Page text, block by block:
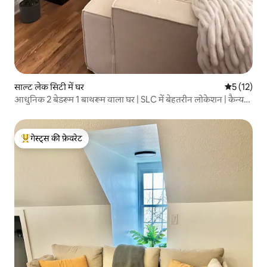
साल्ट लेक सिटी में घर औसत रेटिंग
5 (12)
आधुनिक 2 बेडरूम 1 बाथरूम वाला घर | SLC में बेहतरीन लोकेशन | कैन्यन
गेस्ट्स का टॉप फ़ेवरेट
गेस्ट्स की फ़ेवरेट